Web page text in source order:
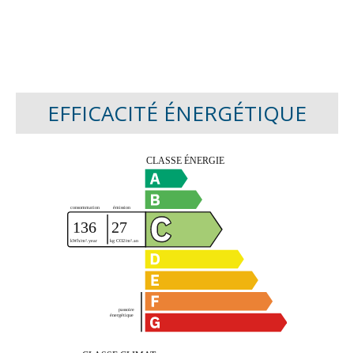
EFFICACITÉ ÉNERGÉTIQUE